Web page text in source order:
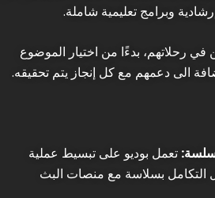
وبرامج تعليمية شاملة.
رحلاتهم، بدءًا من اختيار الموضوع
الى دعمهم مع كل إنجاز يتم تحقيقه.
سلسة: تعمل بوديو على تبسيط عملية
التكامل بسلاسة مع منصات البث